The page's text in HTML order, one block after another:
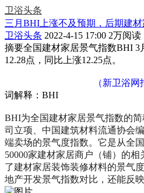
卫浴头条
三月BHI上涨不及预期，后期建
卫浴头条 2022-4-15 17:00 2万阅读
摘要全国建材家居景气指数BHI 3
12.28点，同比上涨12.25点。
（新卫浴网
词解释：BHI
BHI为全国建材家居景气指数的
司立项、中国建筑材料流通协会
端卖场的景气度指数。它是从全
50000家建材家居商户（铺）的
了建材家居装饰装修材料的景气
地产开发景气指数对比，还能反